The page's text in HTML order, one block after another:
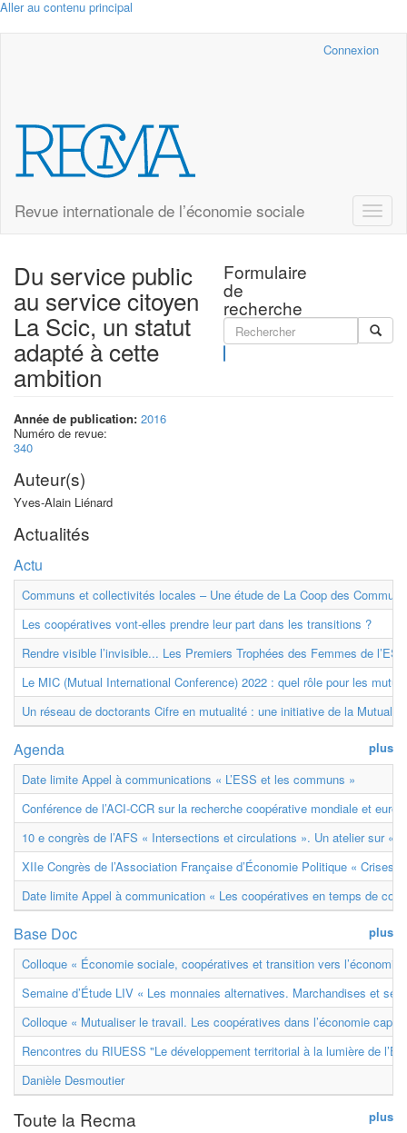
Aller au contenu principal
Connexion
Revue internationale de l’économie sociale
Toggle
Formulaire
de
recherche
Du service public
au service citoyen
La Scic, un statut
adapté à cette
ambition
Année de publication: 2016
Numéro de revue:
340
Auteur(s)
Yves-Alain Liénard
Actualités
Actu
Communs et collectivités locales – Une étude de La Coop des
Les coopératives vont-elles prendre leur part dans les transitions ?
Rendre visible l’invisible... Les Premiers Trophées des Femmes de
Le MIC (Mutual International Conference) 2022 : quel rôle pour les
Un réseau de doctorants Cifre en mutualité : une initiative de la
plus
Agenda
Date limite Appel à communications « L’ESS et les communs »
Conférence de l’ACI-CCR sur la recherche coopérative mondiale et
10 e congrès de l’AFS « Intersections et circulations ». Un atelier sur «
XIIe Congrès de l’Association Française d’Économie Politique « Crises
Date limite Appel à communication « Les coopératives en temps de
plus
Base Doc
Colloque « Économie sociale, coopératives et transition vers
Semaine d’Étude LIV « Les monnaies alternatives. Marchandises et
Colloque « Mutualiser le travail. Les coopératives dans l’économie
Rencontres du RIUESS "Le développement territorial à la lumière de
Danièle Desmoutier
plus
Toute la Recma